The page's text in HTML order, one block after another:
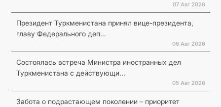
07 Авг 2026
Президент Туркменистана принял вице-президента,
главу Федерального деп...
06 Авг 2026
Состоялась встреча Министра иностранных дел
Туркменистана с действующи...
05 Авг 2026
Забота о подрастающем поколении – приоритет